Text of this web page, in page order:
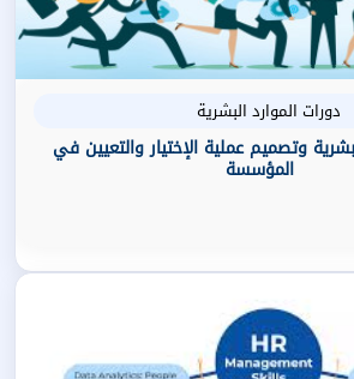
دورات الموارد البشرية
وتصميم عملية الإختيار والتعيين في
المؤسسة